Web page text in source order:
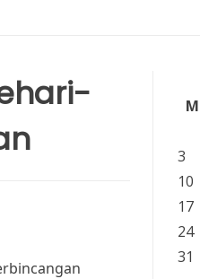
M
3
10
17
24
31